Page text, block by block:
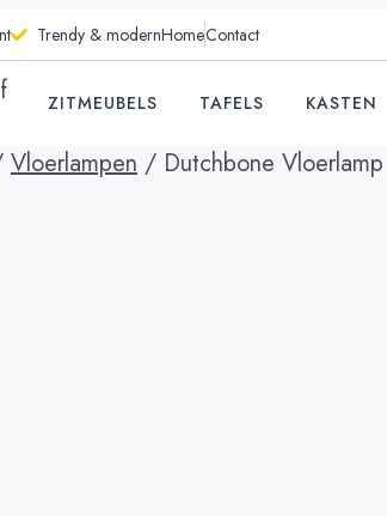
Trendy & modernHomeContact
ZITMEUBELS TAFELS KASTEN
Vloerlampen / Dutchbone